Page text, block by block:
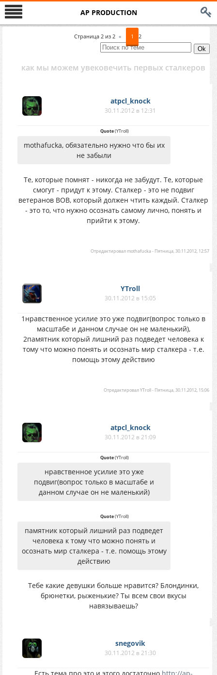
AP PRODUCTION
Страница 2 из 2 « 1 2
как мы можем увековечить первых сталкеров
atpcl_knock
30.11.2012 в 12:31
Quote(YTroll)
mothafucka, обязательно нужно что бы их
не забыли
Те, которые помнят - никогда не забудут. Те, которые
смогут - придут к этому. Сталкер - это не подвиг
ветеранов ВОВ, который должен чтить каждый. Сталкер
- это то, что нужно осознать самому лично, понять и
прийти к этому.
Отредактировал mothafucka- Пятница, 30.11.2012, 12:57
YTroll
30.11.2012 в 15:05
1нравственное усилие это уже подвиг(вопрос только в
масштабе и данном случае он не маленький),
2памятник который лишний раз подведет человека к
тому что можно понять и осознать мир сталкера - т.е.
помощь этому действию
ОтредактировалYTroll- Пятница, 30.11.2012, 15:06
atpcl_knock
30.11.2012 в 21:09
Quote(YTroll)
нравственное усилие это уже
подвиг(вопрос только в масштабе и
данном случае он не маленький)
Quote(YTroll)
памятник который лишний раз подведет
человека к тому что можно понять и
осознать мир сталкера - т.е. помощь этому
действию
Тебе какие девушки больше нравится? Блондинки,
брюнетки, рыженькие? Ты всем свои вкусы
навязываешь?
snegovik
30.11.2012 в 21:30